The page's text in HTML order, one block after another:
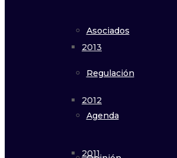
Asociados
Regulación
Agenda
2013
2012
2011